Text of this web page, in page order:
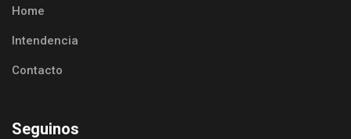
Home
Intendencia
Contacto
Seguinos